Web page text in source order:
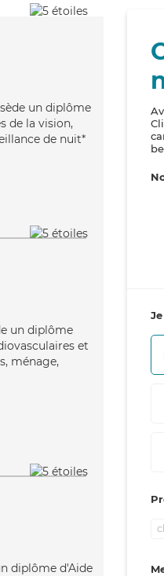
un diplôme
de la vision,
de nuit*
un diplôme
et
ménage,
diplôme d'Aide